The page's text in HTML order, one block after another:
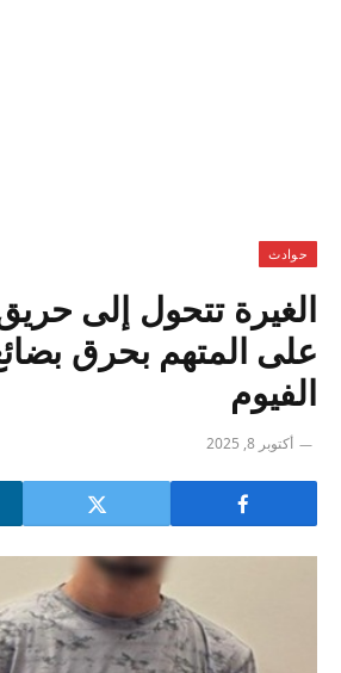
حوادث
الغيرة تتحول إلى
على المتهم بحرق
الفيوم
أكتوبر 8, 2025